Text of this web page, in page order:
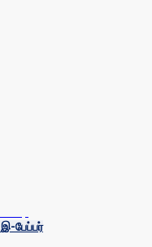
இ-பேப்பர்